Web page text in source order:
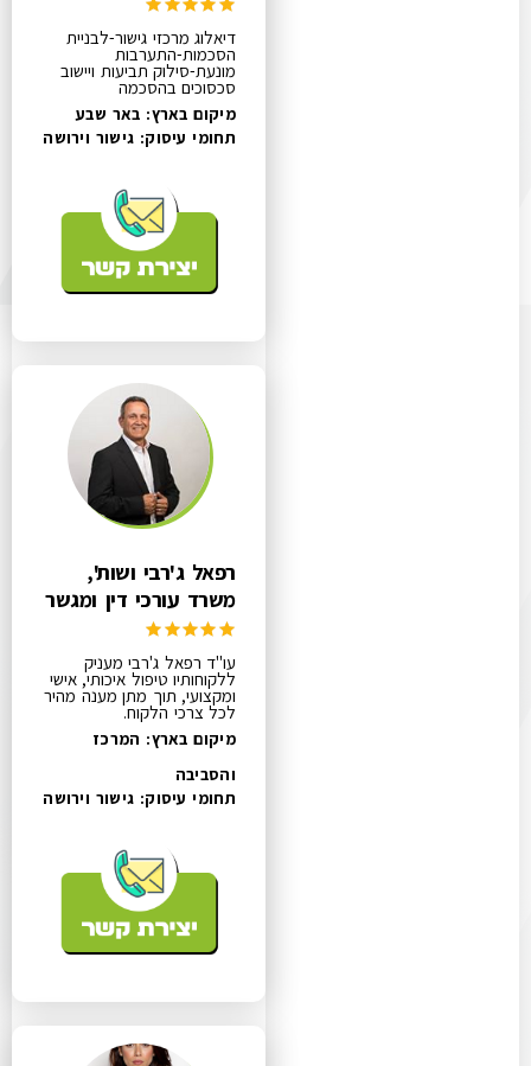
דיאלוג מרכזי גישור-לבניית
הסכמות-התערבות
מונעת-סילוק תביעות ויישוב
סכסוכים בהסכמה
מיקום בארץ: באר שבע
תחומי עיסוק: גישור וירושה
רפאל ג'רבי ושות',
משרד עורכי דין ומגשר
עו"ד רפאל ג'רבי מעניק
ללקוחותיו טיפול איכותי, אישי
ומקצועי, תוך מתן מענה מהיר
לכל צרכי הלקוח.
מיקום בארץ: המרכז
והסביבה
תחומי עיסוק: גישור וירושה